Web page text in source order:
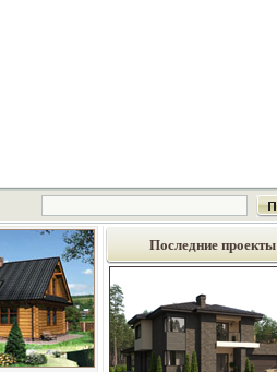
Последние проекты